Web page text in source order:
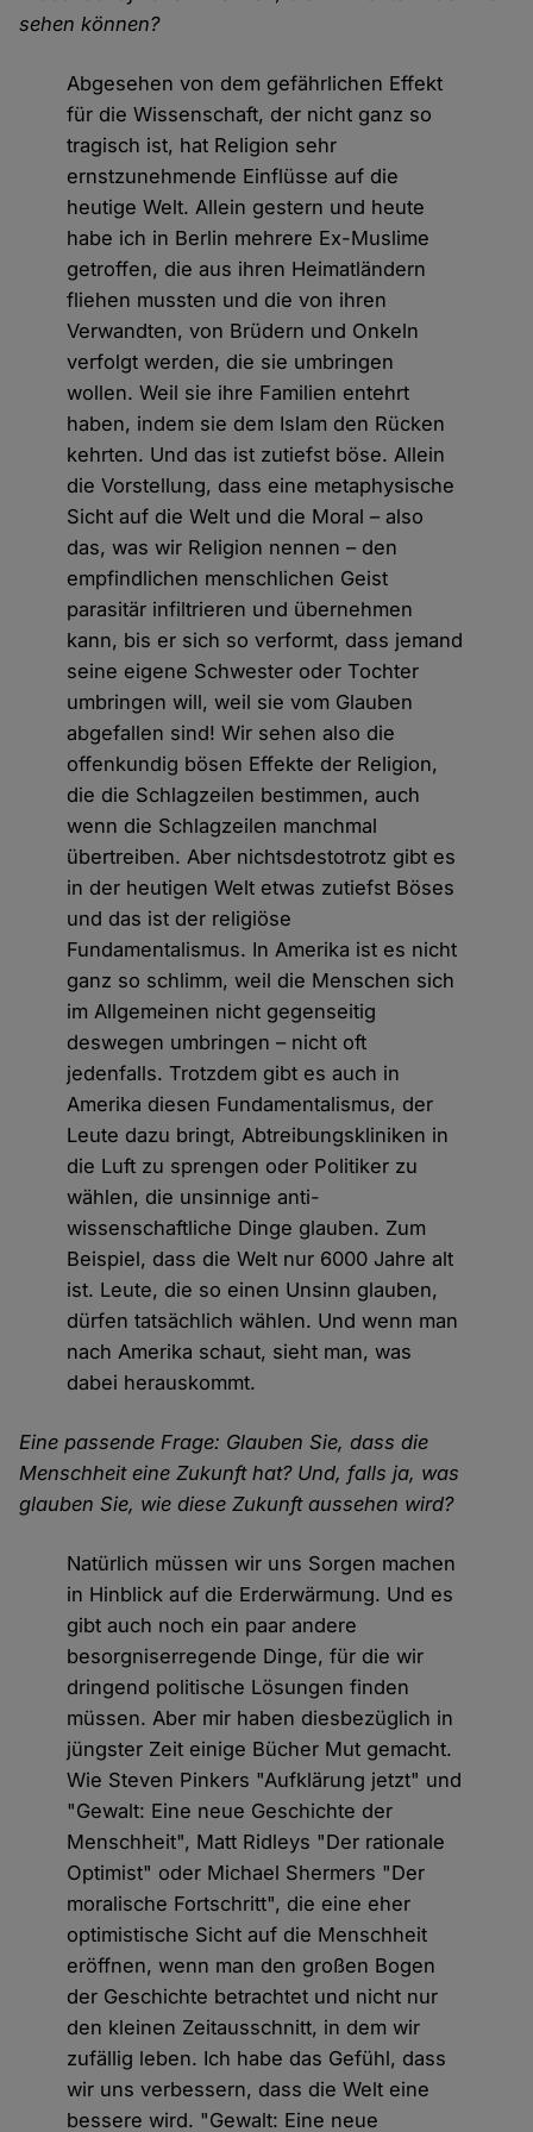
sehen können?
Abgesehen von dem gefährlichen Effekt
für die Wissenschaft, der nicht ganz so
tragisch ist, hat Religion sehr
ernstzunehmende Einflüsse auf die
heutige Welt. Allein gestern und heute
habe ich in Berlin mehrere Ex-Muslime
getroffen, die aus ihren Heimatländern
fliehen mussten und die von ihren
Verwandten, von Brüdern und Onkeln
verfolgt werden, die sie umbringen
wollen. Weil sie ihre Familien entehrt
haben, indem sie dem Islam den Rücken
kehrten. Und das ist zutiefst böse. Allein
die Vorstellung, dass eine metaphysische
Sicht auf die Welt und die Moral – also
das, was wir Religion nennen – den
empfindlichen menschlichen Geist
parasitär infiltrieren und übernehmen
kann, bis er sich so verformt, dass jemand
seine eigene Schwester oder Tochter
umbringen will, weil sie vom Glauben
abgefallen sind! Wir sehen also die
offenkundig bösen Effekte der Religion,
die die Schlagzeilen bestimmen, auch
wenn die Schlagzeilen manchmal
übertreiben. Aber nichtsdestotrotz gibt es
in der heutigen Welt etwas zutiefst Böses
und das ist der religiöse
Fundamentalismus. In Amerika ist es nicht
ganz so schlimm, weil die Menschen sich
im Allgemeinen nicht gegenseitig
deswegen umbringen – nicht oft
jedenfalls. Trotzdem gibt es auch in
Amerika diesen Fundamentalismus, der
Leute dazu bringt, Abtreibungskliniken in
die Luft zu sprengen oder Politiker zu
wählen, die unsinnige anti-
wissenschaftliche Dinge glauben. Zum
Beispiel, dass die Welt nur 6000 Jahre alt
ist. Leute, die so einen Unsinn glauben,
dürfen tatsächlich wählen. Und wenn man
nach Amerika schaut, sieht man, was
dabei herauskommt.
Eine passende Frage: Glauben Sie, dass die
Menschheit eine Zukunft hat? Und, falls ja, was
glauben Sie, wie diese Zukunft aussehen wird?
Natürlich müssen wir uns Sorgen machen
in Hinblick auf die Erderwärmung. Und es
gibt auch noch ein paar andere
besorgniserregende Dinge, für die wir
dringend politische Lösungen finden
müssen. Aber mir haben diesbezüglich in
jüngster Zeit einige Bücher Mut gemacht.
Wie Steven Pinkers "Aufklärung jetzt" und
"Gewalt: Eine neue Geschichte der
Menschheit", Matt Ridleys "Der rationale
Optimist" oder Michael Shermers "Der
moralische Fortschritt", die eine eher
optimistische Sicht auf die Menschheit
eröffnen, wenn man den großen Bogen
der Geschichte betrachtet und nicht nur
den kleinen Zeitausschnitt, in dem wir
zufällig leben. Ich habe das Gefühl, dass
wir uns verbessern, dass die Welt eine
bessere wird. "Gewalt: Eine neue